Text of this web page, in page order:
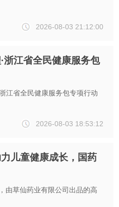
2026-08-03 21:12:00
浙江省全民健康服务包
江省全民健康服务包专项行动
2026-08-03 18:53:12
儿童健康成长，国药
由草仙药业有限公司出品的高